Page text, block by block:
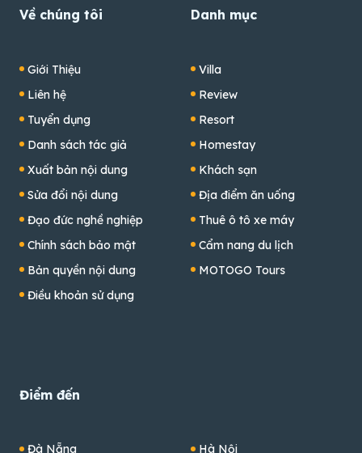
Về chúng tôi
Giới Thiệu
Liên hệ
Tuyển dụng
Danh sách tác giả
Xuất bản nội dung
Sửa đổi nội dung
Đạo đức nghề nghiệp
Chính sách bảo mật
Bản quyền nội dung
Điều khoản sử dụng
Danh mục
Villa
Review
Resort
Homestay
Khách sạn
Địa điểm ăn uống
Thuê ô tô xe máy
Cẩm nang du lịch
MOTOGO Tours
Điểm đến
Đà Nẵng Hà Nội